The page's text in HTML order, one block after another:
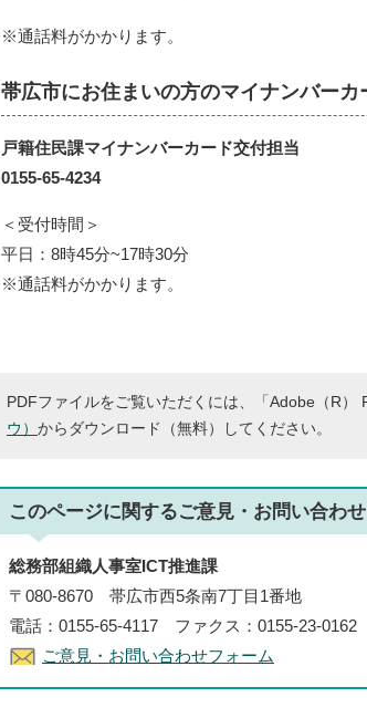
※通話料がかかります。
帯広市にお住まいの方のマイナンバーカ
戸籍住民課マイナンバーカード交付担当
0155-65-4234
＜受付時間＞
平日：8時45分~17時30分
※通話料がかかります。
PDFファイルをご覧いただくには、「Adobe（R
ウ） からダウンロード（無料）してください。
このページに関するご意見・お問い合わせ
総務部組織人事室ICT推進課
〒080-8670 帯広市西5条南7丁目1番地
電話：0155-65-4117 ファクス：0155-23-0162
ご意見・お問い合わせフォーム